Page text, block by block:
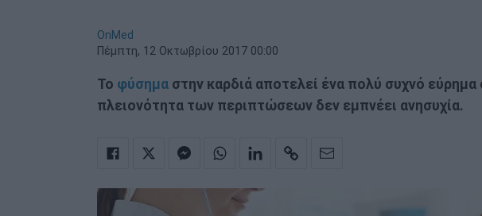
OnMed
Πέμπτη, 12 Οκτωβρίου 2017 00:00
Το φύσημα στην καρδιά αποτελεί ένα πολύ συχνό εύρημα
πλειονότητα των περιπτώσεων δεν εμπνέει ανησυχία.